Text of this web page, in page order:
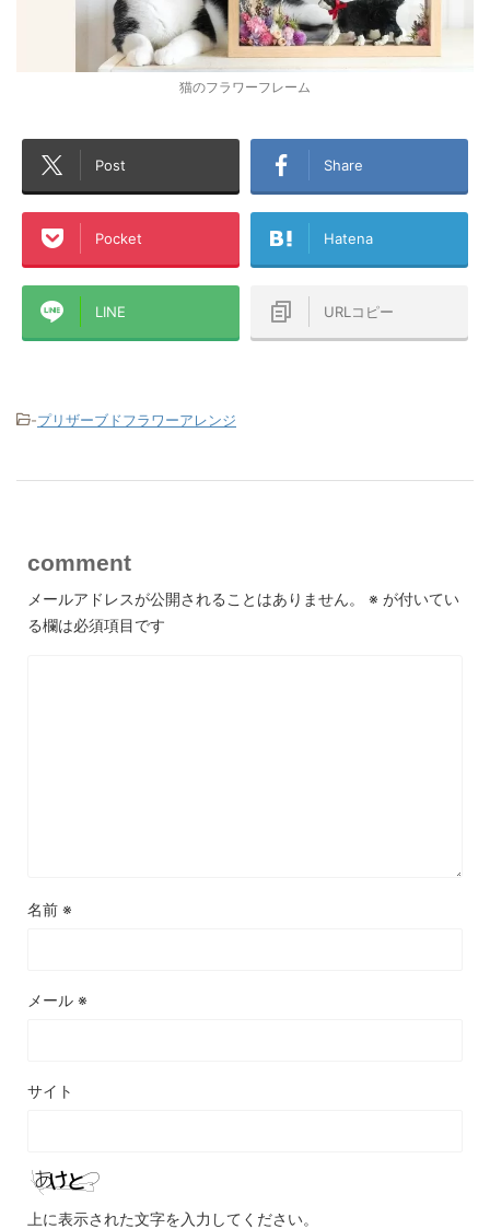
猫のフラワーフレーム
Post Share
Pocket Hatena
LINE URLコピー
-プリザーブドフラワーアレンジ
comment
メールアドレスが公開されることはありません。 ※ が付いてい
る欄は必須項目です
名前 ※
メール ※
サイト
上に表示された文字を入力してください。